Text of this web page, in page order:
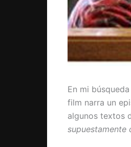
En mi
film narra un
algunos textos
supuestamente